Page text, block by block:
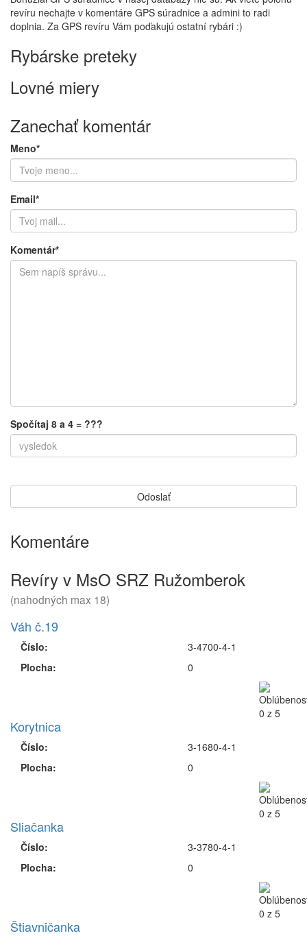
revíru nechajte v komentáre GPS súradnice a admini to radi
doplnia. Za GPS revíru Vám poďakujú ostatní rybári :)
Rybárske preteky
Lovné miery
Zanechať komentár
Meno*
Email*
Komentár*
Spočítaj 8 a 4 = ???
Komentáre
Revíry v MsO SRZ Ružomberok
(nahodných max 18)
Váh č.19
Číslo:
Plocha:
3-4700-4-1
0
Korytnica
Číslo:
Plocha:
3-1680-4-1
0
Sliačanka
Číslo:
Plocha:
3-3780-4-1
0
Štiavničanka